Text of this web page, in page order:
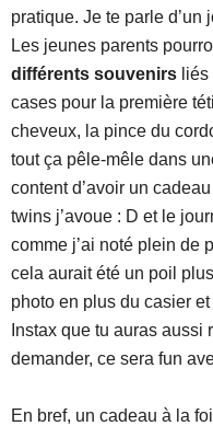
pratique. Je te parle d’un
Les jeunes parents
différents souvenirs
cases pour la première
cheveux, la pince du
tout ça pêle-mêle dans
content d’avoir un
twins j’avoue : D et le
comme j’ai noté plein de
cela aurait été un poil
photo en plus du casier
Instax que tu auras aussi
demander, ce sera fun
En bref, un cadeau à la